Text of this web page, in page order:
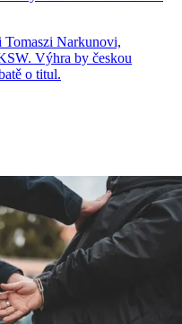
Tomaszi Narkunovi,
Výhra by českou
o titul.